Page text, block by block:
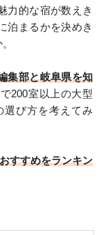
力的な宿が数えき
泊まるかを決めき
集部と岐阜県を知
200室以上の大型
選び方を考えてみ
すすめをランキン